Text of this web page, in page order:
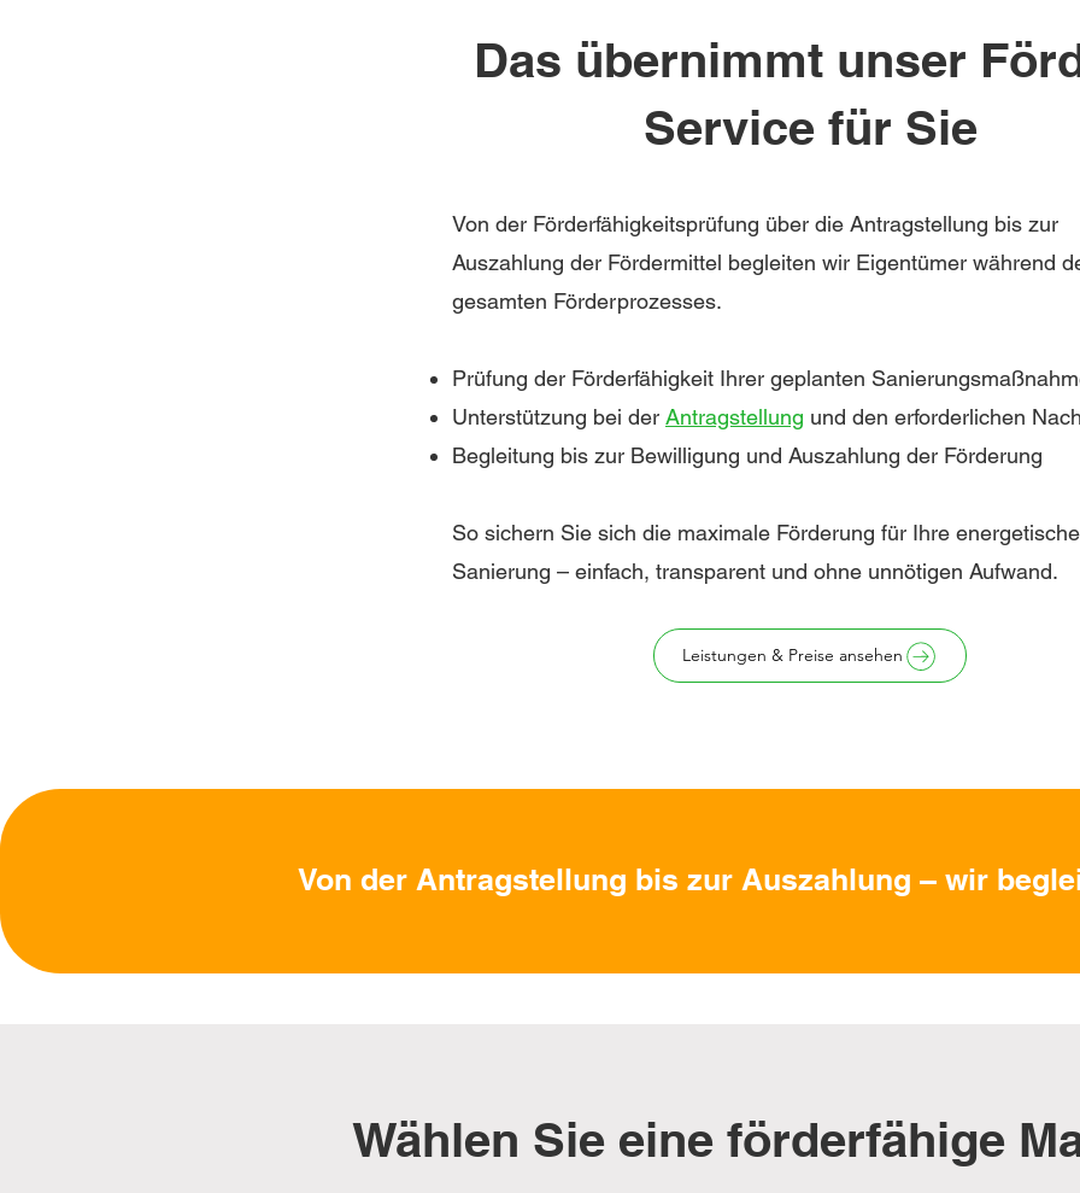
Das übernimmt unser
Service für Sie
Von der Förderfähigkeitsprüfung über die Antragstellung bis zur
Auszahlung der Fördermittel begleiten wir Eigentümer während
gesamten Förderprozesses.
Prüfung der Förderfähigkeit Ihrer geplanten
Unterstützung bei der Antragstellung und den erforderlichen
Begleitung bis zur Bewilligung und Auszahlung der Förderung
So sichern Sie sich die maximale Förderung für Ihre energetische
Sanierung – einfach, transparent und ohne unnötigen Aufwand.
Leistungen & Preise ansehen
Von der Antragstellung bis zur Auszahlung – wir
Wählen Sie eine förderfähige